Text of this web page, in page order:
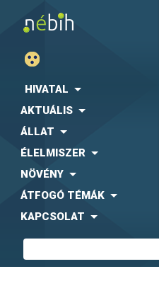
HIVATAL
AKTUÁLIS
ÁLLAT
ÉLELMISZER
NÖVÉNY
ÁTFOGÓ TÉMÁK
KAPCSOLAT